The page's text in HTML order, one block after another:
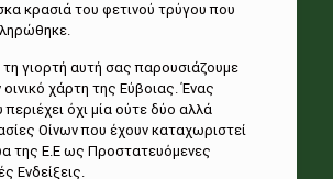
κρασιά του φετινού τρύγου που
γιορτή αυτή σας παρουσιάζουμε
χάρτη της Εύβοιας. Ένας
όχι μία ούτε δύο αλλά
Οίνων που έχουν καταχωριστεί
της Ε.Ε ως Προστατευόμενες
Ενδείξεις.